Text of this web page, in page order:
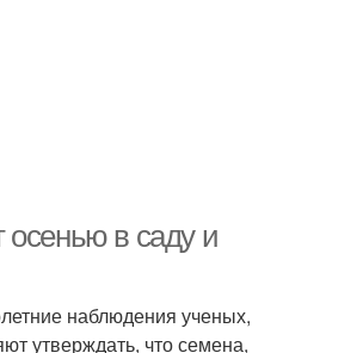
осенью в саду и
наблюдения ученых,
утверждать, что семена,